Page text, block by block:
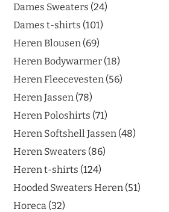
Dames Sweaters 24
Dames t-shirts 101
Heren Blousen 69
Heren Bodywarmer 18
Heren Fleecevesten 56
Heren Jassen 78
Heren Poloshirts 71
Heren Softshell Jassen 48
Heren Sweaters 86
Heren t-shirts 124
Hooded Sweaters Heren 51
Horeca 32